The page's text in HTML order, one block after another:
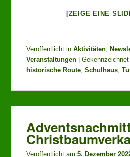
[ZEIGE EINE
Veröffentlicht in Aktivitäten ,
Veranstaltungen |
historische Route ,Schulhaus ,
Veröffentlicht am5. Dezember